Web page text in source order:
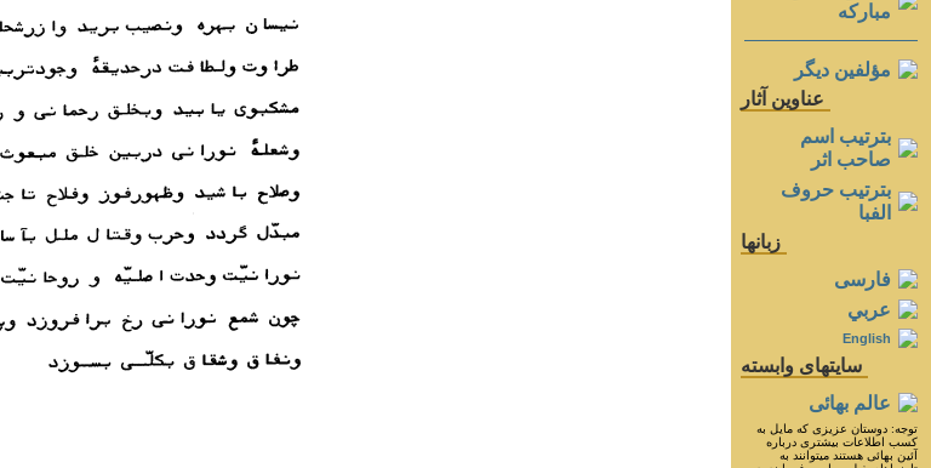
مباركه
مؤلفين ديگر
عناوين آثار
بترتيب اسم
صاحب اثر
بترتيب حروف
الفبا
زبانها
فارسی
عربي
English
سايتهای وابسته
عالم بهائی
توجه: دوستان عزيزى كه مايل به
كسب اطلاعات بيشترى درباره
آئين بهائى هستند ميتوانند به